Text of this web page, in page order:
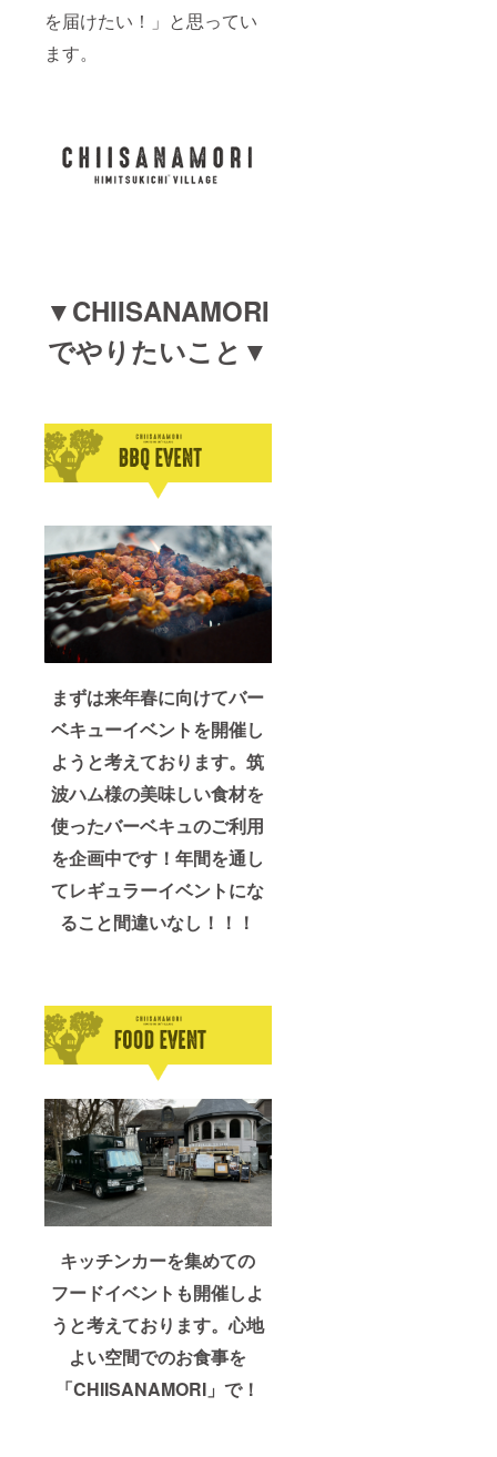
を届けたい！」と思ってい
ます。
▼CHIISANAMORI
でやりたいこと▼
まずは来年春に向けてバー
ベキューイベントを開催し
ようと考えております。筑
波ハム様の美味しい食材を
使ったバーベキュのご利用
を企画中です！年間を通し
てレギュラーイベントにな
ること間違いなし！！！
キッチンカーを集めての
フードイベントも開催しよ
うと考えております。心地
よい空間でのお食事を
「CHIISANAMORI」で！